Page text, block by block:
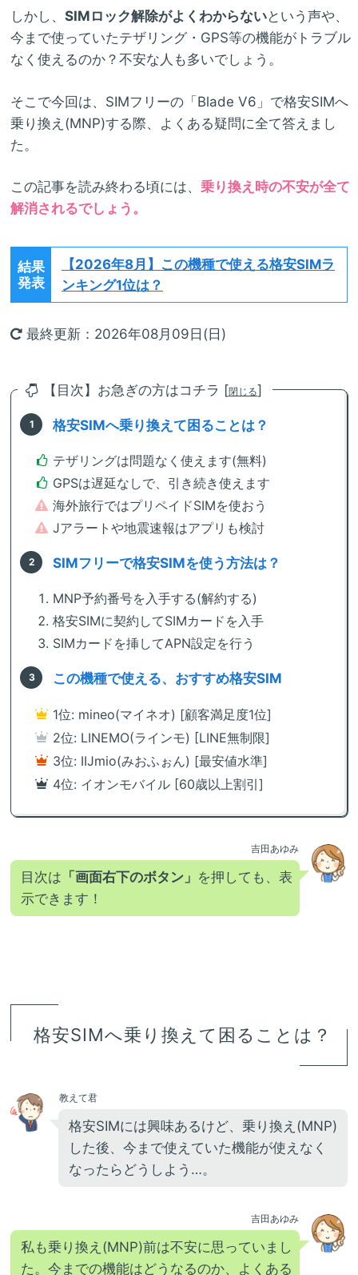
しかし、 SIMロック解除がよくわからないという声や、
今まで使っていたテザリング・GPS等の機能がトラブル
なく使えるのか？不安な人も多いでしょう。
そこで今回は、SIMフリーの「Blade V6」で格安SIMへ
乗り換え(MNP)する際、よくある疑問に全て答えまし
た。
この記事を読み終わる頃には、 乗り換え時の不安が全て
解消されるでしょう。
結果
発表
【2026年8月】 この機種で使える格安SIMラ
ンキング1位は？
最終更新：2026年08月09日(日)
【目次】お急ぎの方はコチラ [閉じる]
格安SIMへ乗り換えて困ることは？
テザリングは問題なく使えます(無料)
GPSは遅延なしで、引き続き使えます
海外旅行ではプリペイドSIMを使おう
Jアラートや地震速報はアプリも検討
SIMフリーで格安SIMを使う方法は？
MNP予約番号を入手する(解約する)
格安SIMに契約してSIMカードを入手
SIMカードを挿してAPN設定を行う
この機種で使える、おすすめ格安SIM
1位: mineo(マイネオ) [顧客満足度1位]
2位: LINEMO(ラインモ) [LINE無制限]
3位: IIJmio(みおふぉん) [最安値水準]
4位: イオンモバイル [60歳以上割引]
吉田あゆみ
目次は 「画面右下のボタン」 を押しても、表
示できます！
格安SIMへ乗り換えて困ることは？
教えて君
格安SIMには興味あるけど、乗り換え(MNP)
した後、今まで使えていた機能が使えなく
なったらどうしよう…。
吉田あゆみ
私も乗り換え(MNP)前は不安に思っていまし
た。今までの機能はどうなるのか、よくある